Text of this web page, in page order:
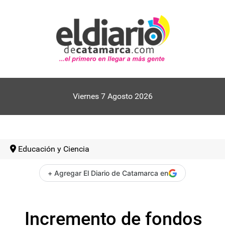
Viernes 7 Agosto 2026
Educación y Ciencia
+ Agregar El Diario de Catamarca en
Incremento de fondos